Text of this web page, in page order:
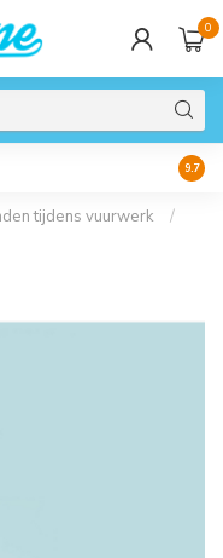
0
9.7
tijdens vuurwerk
/